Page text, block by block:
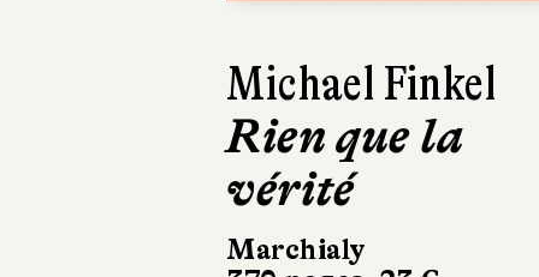
Michael Finkel
Rien que la
vérité
Marchialy
Sur